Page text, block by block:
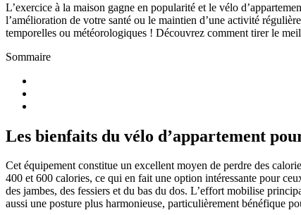
L’exercice à la maison gagne en popularité et le vélo
l’amélioration de votre santé ou le maintien d’une activité
temporelles ou météorologiques ! Découvrez comment tirer le
Sommaire
Les bienfaits du vélo d’appartement
Cet équipement constitue un excellent moyen de perdre des
400 et 600 calories, ce qui en fait une option intéressante pour
des jambes, des fessiers et du bas du dos. L’effort mobilise
aussi une posture plus harmonieuse, particulièrement bénéfique